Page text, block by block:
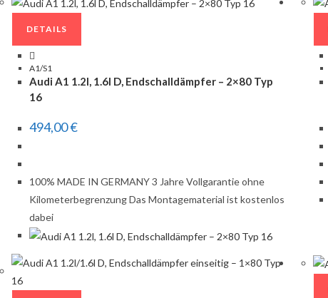
DETAILS
A1/S1
Audi A1 1.2l, 1.6l D, Endschalldämpfer – 2×80 Typ
16
494,00€
100% MADE IN GERMANY 3 Jahre Vollgarantie ohne
Kilometerbegrenzung Das Montagematerial ist kostenlos
dabei